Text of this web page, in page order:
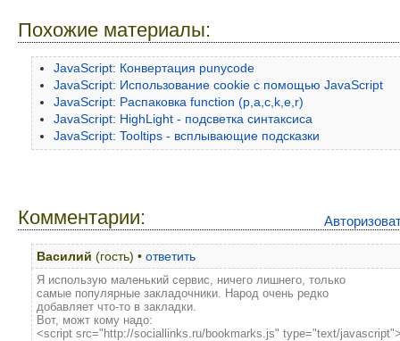
Похожие материалы:
JavaScript: Конвертация punycode
JavaScript: Использование cookie с помощью JavaScript
JavaScript: Распаковка function (p,a,c,k,e,r)
JavaScript: HighLight - подсветка синтаксиса
JavaScript: Tooltips - всплывающие подсказки
Комментарии:
Василий (гость) • ответить
Я использую маленький сервис, ничего лишнего, только
самые популярные закладочники. Народ очень редко
добавляет что-то в закладки.
Вот, можт кому надо:
<script src="http://sociallinks.ru/bookmarks.js" type="text/